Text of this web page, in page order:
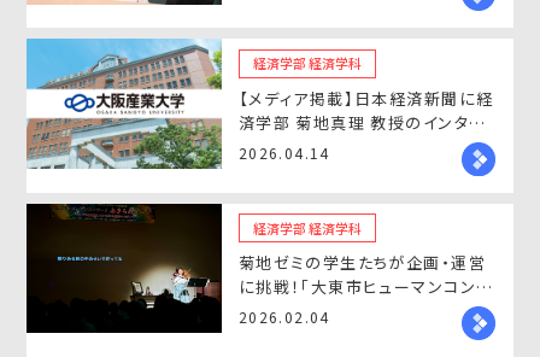
経済学部 経済学科
【メディア掲載】日本経済新聞に経
済学部 菊地真理 教授のインタビ
ュー掲載 — 改正民法の課題を解
2026.04.14
経済学部 経済学科
菊地ゼミの学生たちが企画・運営
に挑戦！「大東市ヒューマンコンサ
ート」が開催されました
2026.02.04